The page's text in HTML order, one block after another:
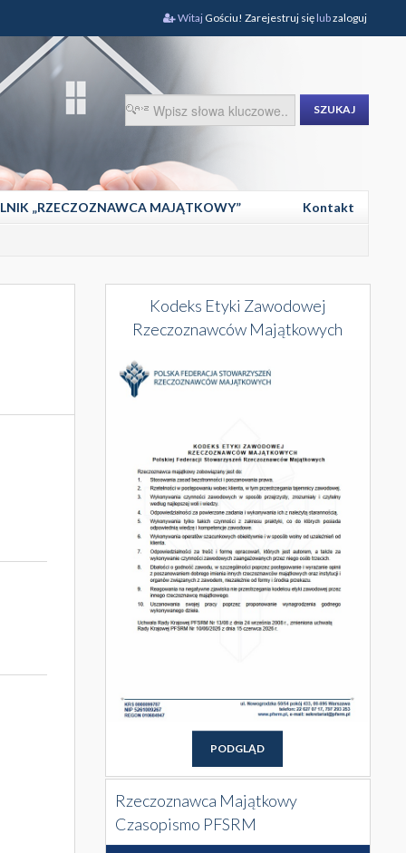
zaloguj
lub
Zarejestruj się
Gościu!
Witaj
SZUKAJ
„RZECZOZNAWCA MAJĄTKOWY” Kontakt
Kodeks Etyki Zawodowej
Rzeczoznawców Majątkowych
PODGLĄD
Rzeczoznawca Majątkowy
Czasopismo PFSRM